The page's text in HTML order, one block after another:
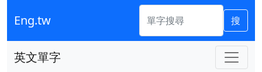
Eng.tw 搜
英文單字